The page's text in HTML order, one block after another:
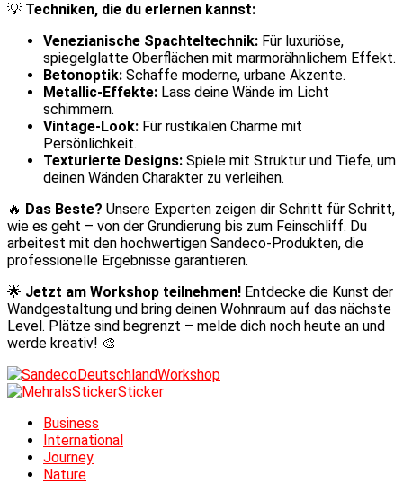
💡 Techniken, die du erlernen kannst:
Venezianische Spachteltechnik: Für luxuriöse,
spiegelglatte Oberflächen mit marmorähnlichem Effekt.
Betonoptik: Schaffe moderne, urbane Akzente.
Metallic-Effekte: Lass deine Wände im Licht
schimmern.
Vintage-Look: Für rustikalen Charme mit
Persönlichkeit.
Texturierte Designs: Spiele mit Struktur und Tiefe, um
deinen Wänden Charakter zu verleihen.
🔥 Das Beste? Unsere Experten zeigen dir Schritt für Schritt,
wie es geht – von der Grundierung bis zum Feinschliff. Du
arbeitest mit den hochwertigen Sandeco-Produkten, die
professionelle Ergebnisse garantieren.
🌟 Jetzt am Workshop teilnehmen! Entdecke die Kunst der
Wandgestaltung und bring deinen Wohnraum auf das nächste
Level. Plätze sind begrenzt – melde dich noch heute an und
werde kreativ! 🎨
Business
International
Journey
Nature